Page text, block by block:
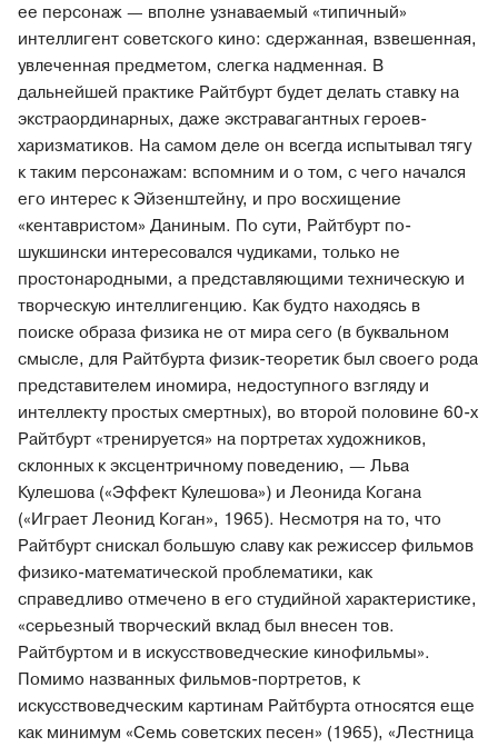
ее персонаж — вполне узнаваемый «типичный»
интеллигент советского кино: сдержанная, взвешенная,
увлеченная предметом, слегка надменная. В
дальнейшей практике Райтбурт будет делать ставку на
экстраординарных, даже экстравагантных героев-
харизматиков. На самом деле он всегда испытывал тягу
к таким персонажам: вспомним и о том, с чего начался
его интерес к Эйзенштейну, и про восхищение
«кентавристом» Даниным. По сути, Райтбурт по-
шукшински интересовался чудиками, только не
простонародными, а представляющими техническую и
творческую интеллигенцию. Как будто находясь в
поиске образа физика не от мира сего (в буквальном
смысле, для Райтбурта физик-теоретик был своего рода
представителем иномира, недоступного взгляду и
интеллекту простых смертных), во второй половине 60-х
Райтбурт «тренируется» на портретах художников,
склонных к эксцентричному поведению, — Льва
Кулешова («Эффект Кулешова») и Леонида Когана
(«Играет Леонид Коган», 1965). Несмотря на то, что
Райтбурт снискал большую славу как режиссер фильмов
физико-математической проблематики, как
справедливо отмечено в его студийной характеристике,
«серьезный творческий вклад был внесен тов.
Райтбуртом и в искусствоведческие кинофильмы».
Помимо названных фильмов-портретов, к
искусствоведческим картинам Райтбурта относятся еще
как минимум «Семь советских песен» (1965), «Лестница